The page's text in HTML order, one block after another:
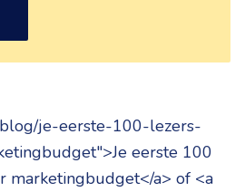
je-eerste-100-lezers-
eerste 100
marketingbudget</a> of <a